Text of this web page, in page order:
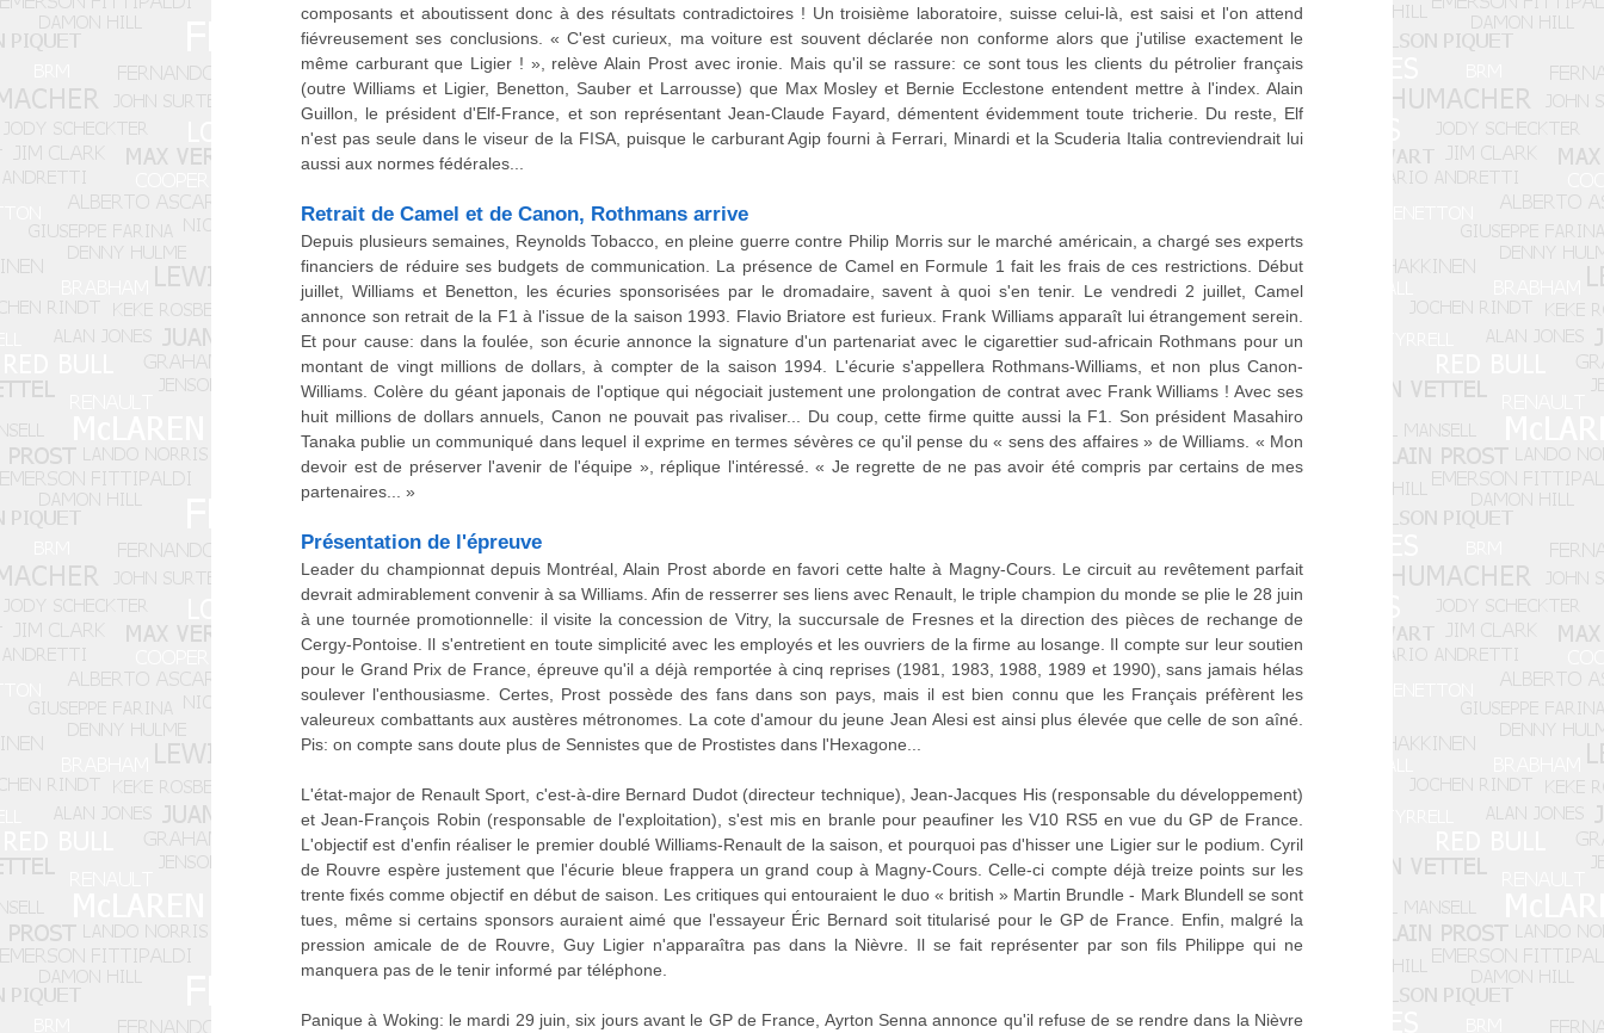
composants et aboutissent donc à des résultats contradictoires ! Un troisième laboratoire, suisse celui-là, est saisi et l'on attend
fiévreusement ses conclusions. « C'est curieux, ma voiture est souvent déclarée non conforme alors que j'utilise exactement le
même carburant que Ligier ! », relève Alain Prost avec ironie. Mais qu'il se rassure: ce sont tous les clients du pétrolier français
(outre Williams et Ligier, Benetton, Sauber et Larrousse) que Max Mosley et Bernie Ecclestone entendent mettre à l'index. Alain
Guillon, le président d'Elf-France, et son représentant Jean-Claude Fayard, démentent évidemment toute tricherie. Du reste, Elf
n'est pas seule dans le viseur de la FISA, puisque le carburant Agip fourni à Ferrari, Minardi et la Scuderia Italia contreviendrait lui
aussi aux normes fédérales...
Retrait de Camel et de Canon, Rothmans arrive
Depuis plusieurs semaines, Reynolds Tobacco, en pleine guerre contre Philip Morris sur le marché américain, a chargé ses experts
financiers de réduire ses budgets de communication. La présence de Camel en Formule 1 fait les frais de ces restrictions. Début
juillet, Williams et Benetton, les écuries sponsorisées par le dromadaire, savent à quoi s'en tenir. Le vendredi 2 juillet, Camel
annonce son retrait de la F1 à l'issue de la saison 1993. Flavio Briatore est furieux. Frank Williams apparaît lui étrangement serein.
Et pour cause: dans la foulée, son écurie annonce la signature d'un partenariat avec le cigarettier sud-africain Rothmans pour un
montant de vingt millions de dollars, à compter de la saison 1994. L'écurie s'appellera Rothmans-Williams, et non plus Canon-
Williams. Colère du géant japonais de l'optique qui négociait justement une prolongation de contrat avec Frank Williams ! Avec ses
huit millions de dollars annuels, Canon ne pouvait pas rivaliser... Du coup, cette firme quitte aussi la F1. Son président Masahiro
Tanaka publie un communiqué dans lequel il exprime en termes sévères ce qu'il pense du « sens des affaires » de Williams. « Mon
devoir est de préserver l'avenir de l'équipe », réplique l'intéressé. « Je regrette de ne pas avoir été compris par certains de mes
partenaires... »
Présentation de l'épreuve
Leader du championnat depuis Montréal, Alain Prost aborde en favori cette halte à Magny-Cours. Le circuit au revêtement parfait
devrait admirablement convenir à sa Williams. Afin de resserrer ses liens avec Renault, le triple champion du monde se plie le 28 juin
à une tournée promotionnelle: il visite la concession de Vitry, la succursale de Fresnes et la direction des pièces de rechange de
Cergy-Pontoise. Il s'entretient en toute simplicité avec les employés et les ouvriers de la firme au losange. Il compte sur leur soutien
pour le Grand Prix de France, épreuve qu'il a déjà remportée à cinq reprises (1981, 1983, 1988, 1989 et 1990), sans jamais hélas
soulever l'enthousiasme. Certes, Prost possède des fans dans son pays, mais il est bien connu que les Français préfèrent les
valeureux combattants aux austères métronomes. La cote d'amour du jeune Jean Alesi est ainsi plus élevée que celle de son aîné.
Pis: on compte sans doute plus de Sennistes que de Prostistes dans l'Hexagone...
L'état-major de Renault Sport, c'est-à-dire Bernard Dudot (directeur technique), Jean-Jacques His (responsable du développement)
et Jean-François Robin (responsable de l'exploitation), s'est mis en branle pour peaufiner les V10 RS5 en vue du GP de France.
L'objectif est d'enfin réaliser le premier doublé Williams-Renault de la saison, et pourquoi pas d'hisser une Ligier sur le podium. Cyril
de Rouvre espère justement que l'écurie bleue frappera un grand coup à Magny-Cours. Celle-ci compte déjà treize points sur les
trente fixés comme objectif en début de saison. Les critiques qui entouraient le duo « british » Martin Brundle - Mark Blundell se sont
tues, même si certains sponsors auraient aimé que l'essayeur Éric Bernard soit titularisé pour le GP de France. Enfin, malgré la
pression amicale de de Rouvre, Guy Ligier n'apparaîtra pas dans la Nièvre. Il se fait représenter par son fils Philippe qui ne
manquera pas de le tenir informé par téléphone.
Panique à Woking: le mardi 29 juin, six jours avant le GP de France, Ayrton Senna annonce qu'il refuse de se rendre dans la Nièvre